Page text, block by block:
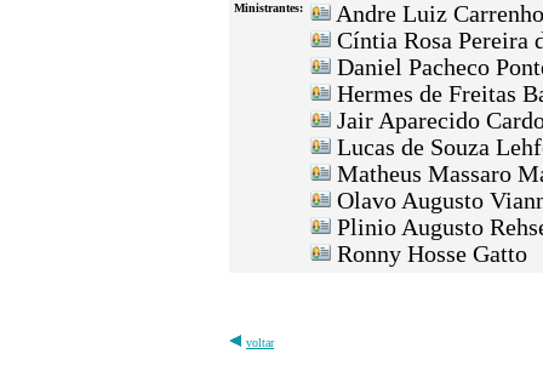
Ministrantes:
Andre Luiz
Cíntia Rosa
Daniel Pacheco
Hermes de Freitas
Jair Aparecido
Lucas de Souza
Matheus Massaro
Olavo Augusto
Plinio Augusto
Ronny Hosse
voltar